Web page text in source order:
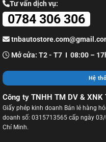
Tư vấn dịch vụ:
0784 306 306
Mở cửa: T2 - T7 I 08:00 –
Hệ
Công ty TNHH TM DV & XNK
Giấy phép kinh doanh Bán lẻ hàng
doanh số: 0315713565 cấp ngày
Chí Minh.